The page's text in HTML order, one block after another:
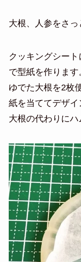
大根、人参をさっ
クッキングシー
で型紙を作ります
ゆでた大根を2枚
紙を当ててデザイ
大根の代わりにハ